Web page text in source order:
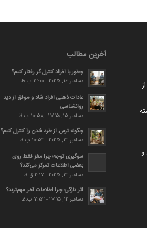
و
آخرین مطالب
چطور با افراد کنترل گر رفتار کنیم؟
دسامبر 16, 2025 - 12:00 ب.ظ
عادات ذهنی افراد شاد و موفق از دید
روانشناسی
دسامبر 15, 2025 - 10:58 ب.ظ
چگونه ترس از طرد شدن را کنترل کنیم؟
دسامبر 14, 2025 - 10:54 ب.ظ
سوگیری توجه؛ چرا مغز فقط روی
بعضی اطلاعات تمرکز می‌کند؟
دسامبر 14, 2025 - 2:17 ق.ظ
اثر تازگی؛ چرا اطلاعات آخر مهم‌ترند؟
دسامبر 12, 2025 - 7:52 ب.ظ